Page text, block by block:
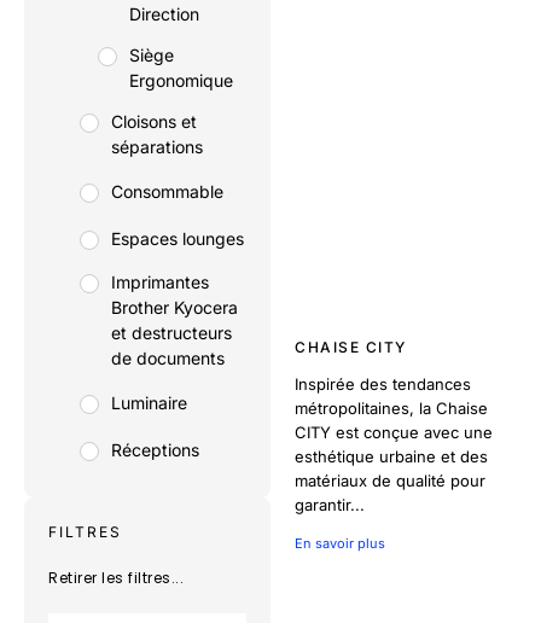
Direction
Siège
Ergonomique
Cloisons et
séparations
Consommable
Espaces lounges
Imprimantes
Brother Kyocera
et destructeurs
de documents
Luminaire
Réceptions
FILTRES
Retirer les filtres...
CHAISE CITY
Inspirée des tendances
métropolitaines, la Chaise
CITY est conçue avec une
esthétique urbaine et des
matériaux de qualité pour
garantir...
En savoir plus